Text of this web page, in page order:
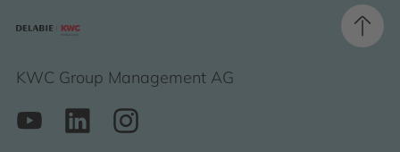
KWC Group Management AG